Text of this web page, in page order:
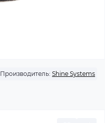
Производитель: Shine Systems